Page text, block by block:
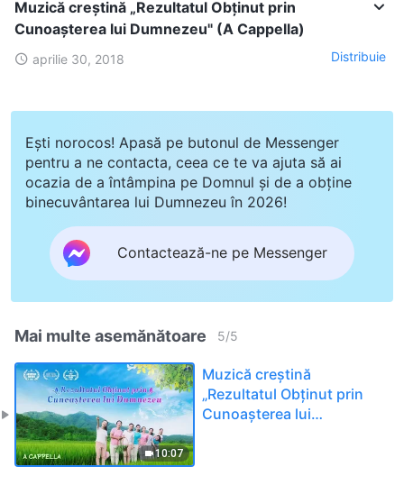
Muzică creștină „Rezultatul Obţinut prin
Cunoașterea lui Dumnezeu" (A Cappella)
aprilie 30, 2018 Distribuie
Ești norocos! Apasă pe butonul de Messenger
pentru a ne contacta, ceea ce te va ajuta să ai
ocazia de a întâmpina pe Domnul și de a obține
binecuvântarea lui Dumnezeu în 2026!
Contactează-ne pe Messenger
Mai multe asemănătoare 5/5
10:07
Muzică creștină
„Rezultatul Obţinut prin
Cunoașterea lui